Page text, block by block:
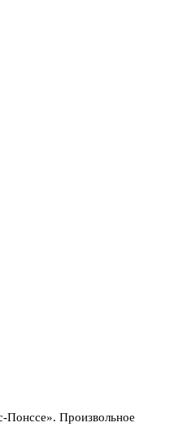
Понссе». Произвольное